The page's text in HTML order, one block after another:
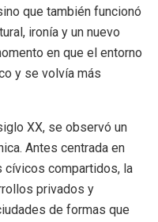
que también funcionó
ironía y un nuevo
en que el entorno
y se volvía más
XX, se observó un
Antes centrada en
cívicos compartidos, la
privados y
de formas que